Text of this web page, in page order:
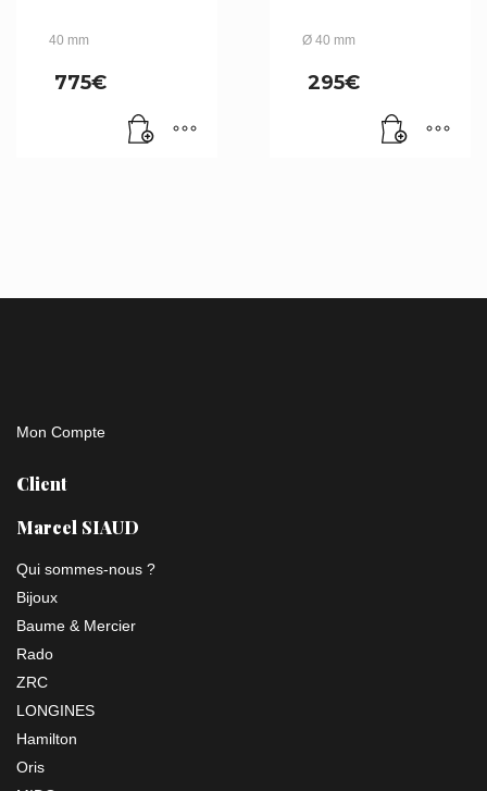
40 mm
775€
Ø 40 mm
295€
Mon Compte
Client
Marcel SIAUD
Qui sommes-nous ?
Bijoux
Baume & Mercier
Rado
ZRC
LONGINES
Hamilton
Oris